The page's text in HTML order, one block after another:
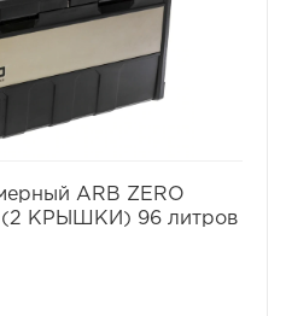
ARB ZERO
(2 КРЫШКИ) 96 литров